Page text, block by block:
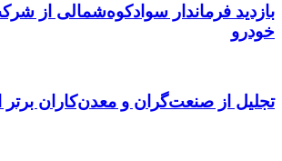
بازدید فرماندار سوادکوه‌شمالی از
خودرو
تجلیل از صنعت‌گران و معدن‌کاران برتر